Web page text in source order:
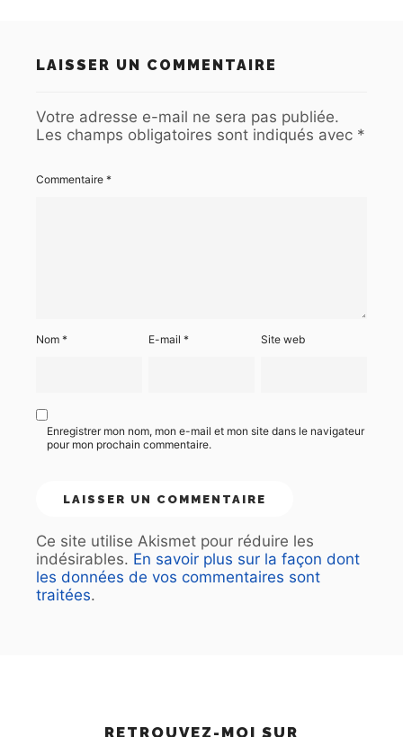
LAISSER UN COMMENTAIRE
Votre adresse e-mail ne sera pas publiée.
Les champs obligatoires sont indiqués avec *
Commentaire *
Nom * E-mail* Site web
Enregistrer mon nom, mon e-mail et mon site dans le navigateur
pour mon prochain commentaire.
Ce site utilise Akismet pour réduire les
indésirables. En savoir plus sur la façon dont
les données de vos commentaires sont
traitées.
RETROUVEZ-MOI SUR